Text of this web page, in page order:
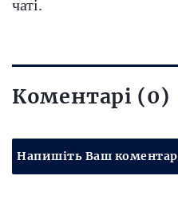
чаті.
Коментарі (0)
Напишіть Ваш коментар